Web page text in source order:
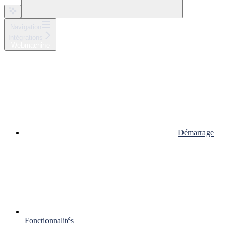
Démarrage
Fonctionnalités